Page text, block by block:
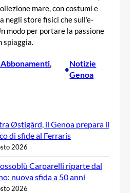
mare, con costumi e
negli store fisici che sull’e-
modo per portare la passione
spiaggia.
Abbonamenti
•
Notizie
Genoa
Østigård, il Genoa prepara il
di sfide al Ferraris
2026
rossoblù Carparelli riparte dal
nuova sfida a 50 anni
2026